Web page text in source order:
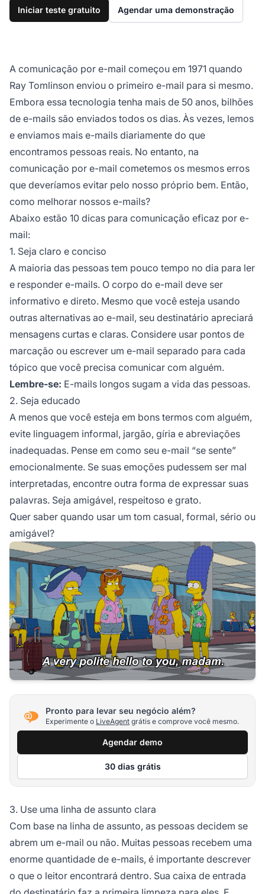
Iniciar teste gratuito Agendar uma demonstração
A comunicação por e-mail começou em 1971 quando
Ray Tomlinson enviou o primeiro e-mail para si mesmo.
Embora essa tecnologia tenha mais de 50 anos, bilhões
de e-mails são enviados todos os dias. Às vezes, lemos
e enviamos mais e-mails diariamente do que
encontramos pessoas reais. No entanto, na
comunicação por e-mail cometemos os mesmos erros
que deveríamos evitar pelo nosso próprio bem. Então,
como melhorar nossos e-mails?
Abaixo estão 10 dicas para comunicação eficaz por e-
mail:
1. Seja claro e conciso
A maioria das pessoas tem pouco tempo no dia para ler
e responder e-mails. O corpo do e-mail deve ser
informativo e direto. Mesmo que você esteja usando
outras alternativas ao e-mail, seu destinatário apreciará
mensagens curtas e claras. Considere usar pontos de
marcação ou escrever um e-mail separado para cada
tópico que você precisa comunicar com alguém.
Lembre-se: E-mails longos sugam a vida das pessoas.
2. Seja educado
A menos que você esteja em bons termos com alguém,
evite linguagem informal, jargão, gíria e abreviações
inadequadas. Pense em como seu e-mail “se sente”
emocionalmente. Se suas emoções pudessem ser mal
interpretadas, encontre outra forma de expressar suas
palavras. Seja amigável, respeitoso e grato.
Quer saber quando usar um tom casual, formal, sério ou
amigável?
Pronto para levar seu negócio além?
Experimente o LiveAgent grátis e comprove você mesmo.
Agendar demo
30 dias grátis
3. Use uma linha de assunto clara
Com base na linha de assunto, as pessoas decidem se
abrem um e-mail ou não. Muitas pessoas recebem uma
enorme quantidade de e-mails, é importante descrever
o que o leitor encontrará dentro. Sua caixa de entrada